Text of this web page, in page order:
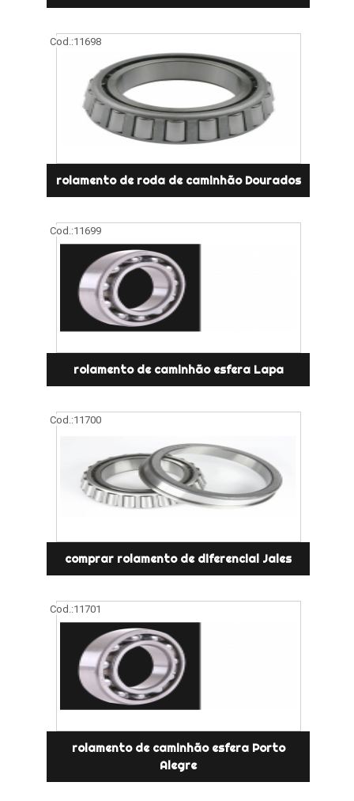
Cod.:11698
rolamento de roda de caminhão Dourados
Cod.:11699
rolamento de caminhão esfera Lapa
Cod.:11700
comprar rolamento de diferencial Jales
Cod.:11701
rolamento de caminhão esfera Porto
Alegre